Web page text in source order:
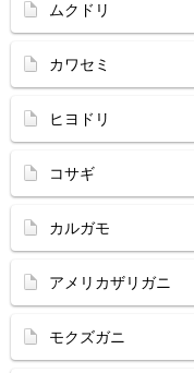
ムクドリ
カワセミ
ヒヨドリ
コサギ
カルガモ
アメリカザリガニ
モクズガニ